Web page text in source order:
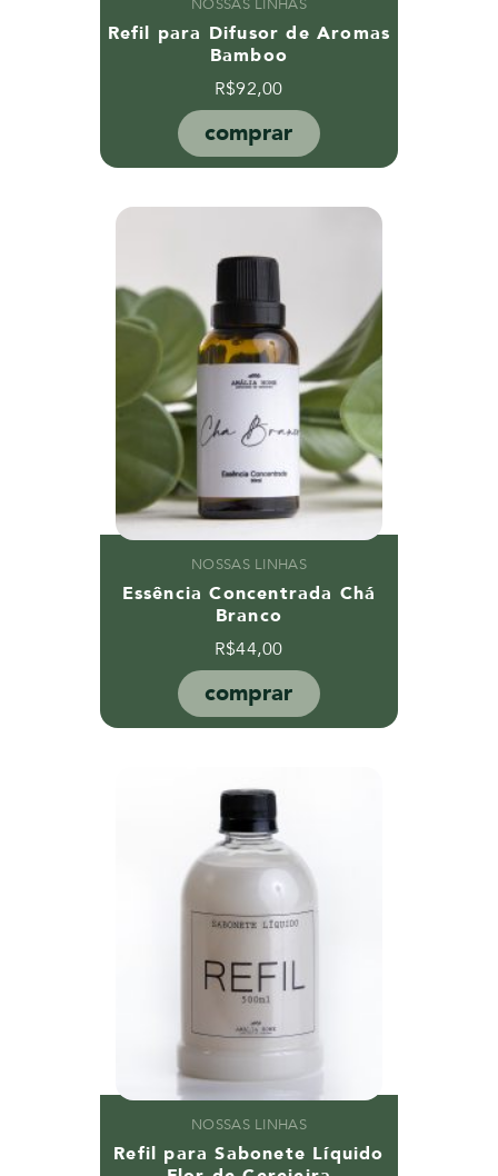
NOSSAS LINHAS
Refil para Difusor de Aromas
Bamboo
R$92,00
comprar
NOSSAS LINHAS
Essência Concentrada Chá
Branco
R$44,00
comprar
NOSSAS LINHAS
Refil para Sabonete Líquido